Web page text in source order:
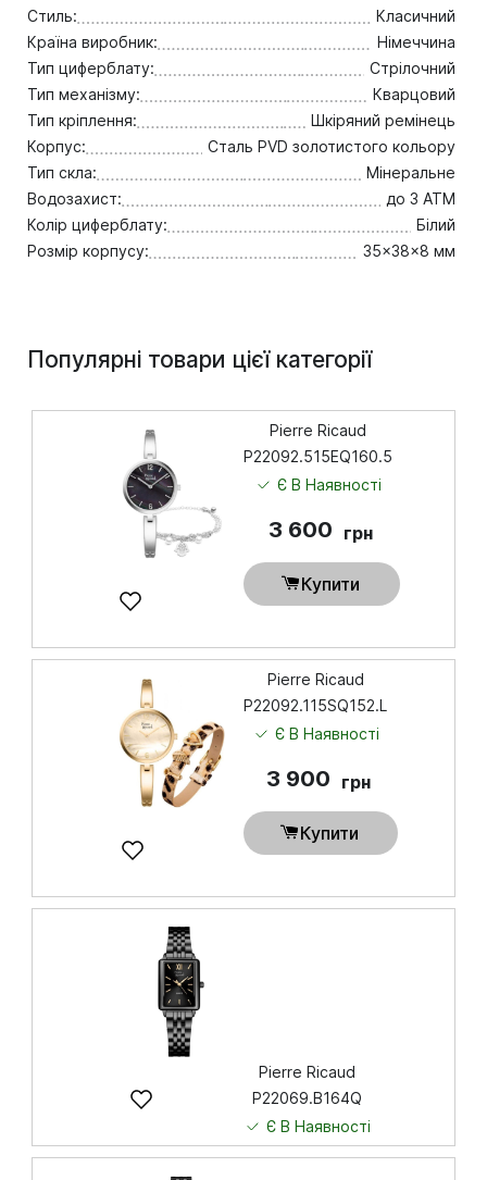
Стиль:
Класичний
Країна виробник:
Німеччина
Тип циферблату:
Стрілочний
Тип механізму:
Кварцовий
Тип кріплення:
Шкіряний ремінець
Корпус:
Сталь PVD золотистого кольору
Тип скла:
Мінеральне
Водозахист:
до 3 ATM
Колір циферблату:
Білий
Розмір корпусу:
35x38x8 мм
Популярні товари цієї категорії
Pierre Ricaud
P22092.515EQ160.5
Є В Наявності
3 600 грн
Купити
Pierre Ricaud
P22092.115SQ152.L
Є В Наявності
3 900 грн
Купити
Pierre Ricaud
P22069.B164Q
Є В Наявності